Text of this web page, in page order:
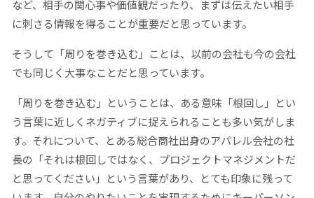
など、相手の関心事や価値観だったり、まずは伝えたい相手
に刺さる情報を得ることが重要だと思っています。
そうして「周りを巻き込む」ことは、以前の会社も今の会社
でも同じく大事なことだと思っています。
「周りを巻き込む」ということは、ある意味「根回し」とい
う言葉に近しくネガティブに捉えられることも多い気がしま
す。それについて、とある総合商社出身のアパレル会社の社
長の「それは根回しではなく、プロジェクトマネジメントだ
と思ってください」という言葉があり、とても印象に残って